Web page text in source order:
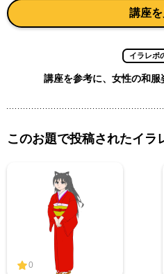
講座
イラレポ
講座を参考に、女性の和服
このお題で投稿されたイラ
0